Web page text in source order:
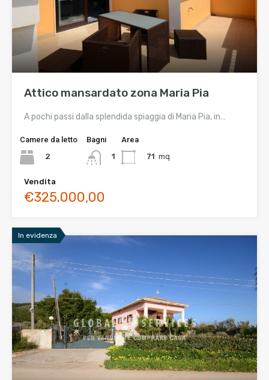
Attico mansardato zona Maria Pia
A pochi passi dalla splendida spiaggia di Maria Pia, in…
Camere da letto
2
Bagni
1
Area
71 mq
Vendita
€325.000,00
In evidenza